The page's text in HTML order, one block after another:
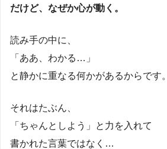
だけど、なぜか心が動く。
読み手の中に、
「ああ、わかる…」
と静かに重なる何かがあるからです。
それはたぶん、
「ちゃんとしよう」と力を入れて
書かれた言葉ではなく…